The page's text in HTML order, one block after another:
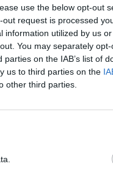
use the below opt-out
request is processed
information utilized by us
You may separately
on the IAB’s list of
us to third parties on the
other third parties.
«Έντικ»
ο Νίκος
Αποχώρησε
Αποχώρησε
μπορεί ν' αλλάξει
από το
μαρμελάδας
ανάκληση
ανάκληση